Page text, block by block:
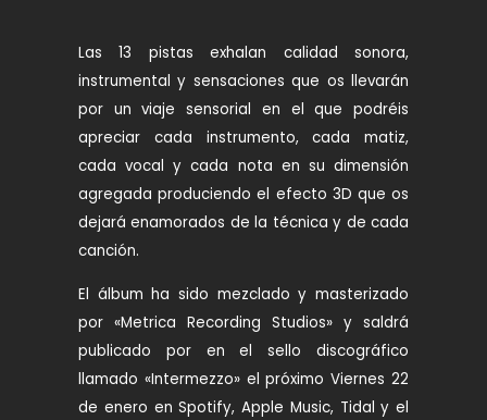
Las 13 pistas exhalan calidad sonora,
instrumental y sensaciones que os llevarán
por un viaje sensorial en el que podréis
apreciar cada instrumento, cada matiz,
cada vocal y cada nota en su dimensión
agregada produciendo el efecto 3D que os
dejará enamorados de la técnica y de cada
canción.
El álbum ha sido mezclado y masterizado
por «Metrica Recording Studios» y saldrá
publicado por en el sello discográfico
llamado «Intermezzo» el próximo Viernes 22
de enero en Spotify, Apple Music, Tidal y el